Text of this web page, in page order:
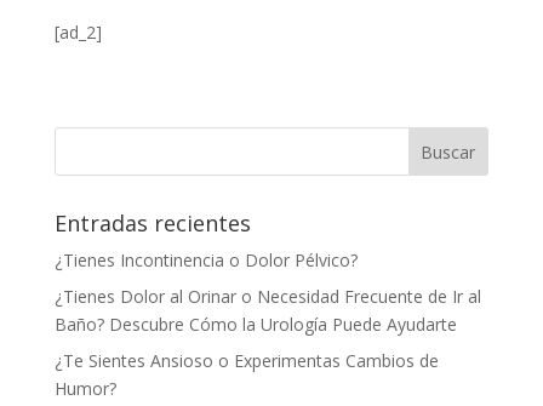
[ad_2]
Entradas recientes
¿Tienes Incontinencia o Dolor Pélvico?
¿Tienes Dolor al Orinar o Necesidad Frecuente de Ir al
Baño? Descubre Cómo la Urología Puede Ayudarte
¿Te Sientes Ansioso o Experimentas Cambios de
Humor?